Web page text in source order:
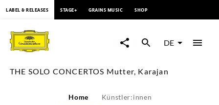
SOLO
CONCERTOS
LABEL & RELEASES STAGE+ GRAINS MUSIC SHOP
DE
THE SOLO CONCERTOS Mutter, Karajan
Home Künstler:innen